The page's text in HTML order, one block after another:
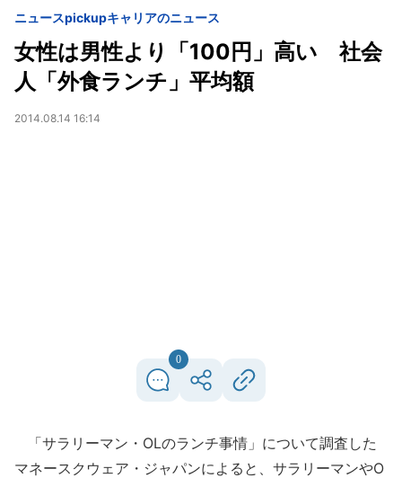
ニュースpickupキャリアのニュース
女性は男性より「100円」高い 社会
人「外食ランチ」平均額
2014.08.14 16:14
0
「サラリーマン・OLのランチ事情」について調査した
マネースクウェア・ジャパンによると、サラリーマンやO